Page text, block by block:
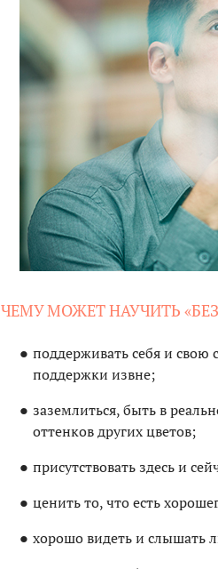
ЧЕМУ МОЖЕТ НАУЧИТЬ
поддерживать себя и свою
поддержки извне;
заземлиться, быть в
оттенков других цветов;
присутствовать здесь и
ценить то, что есть
хорошо видеть и слышать